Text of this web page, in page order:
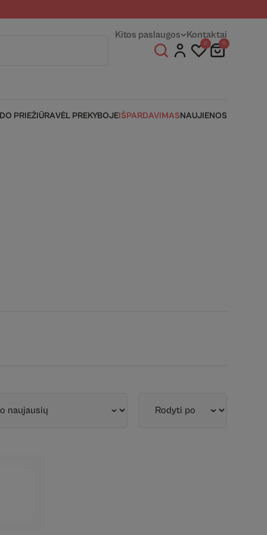
Fizinės parduotuvėsKitos paslaugos Kontaktai
0 0
PRIEŽIŪRAVĖL PREKYBOJEIŠPARDAVIMASNAUJIENOS